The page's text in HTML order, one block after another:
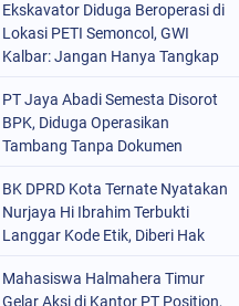
Ekskavator Diduga Beroperasi di
Lokasi PETI Semoncol, GWI
Kalbar: Jangan Hanya Tangkap
PT Jaya Abadi Semesta Disorot
BPK, Diduga Operasikan
Tambang Tanpa Dokumen
Limbah ke Hulu Sungai
BK DPRD Kota Ternate Nyatakan
Nurjaya Hi Ibrahim Terbukti
Langgar Kode Etik, Diberi Hak
Mahasiswa Halmahera Timur
Gelar Aksi di Kantor PT Position,